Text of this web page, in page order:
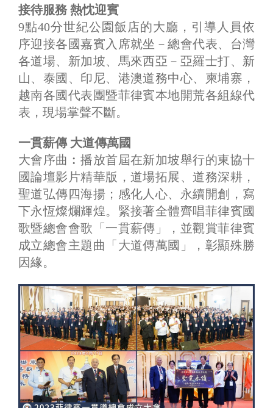
接待服務 熱忱迎賓
9點40分世紀公園飯店的大廳，引導人員依
序迎接各國嘉賓入席就坐－總會代表、台灣
各道場、新加坡、馬來西亞－亞羅士打、新
山、泰國、印尼、港澳道務中心、柬埔寨，
越南各國代表團暨菲律賓本地開荒各組線代
表，現場掌聲不斷。
一貫薪傳 大道傳萬國
大會序曲︰播放首屆在新加坡舉行的東協十
國論壇影片精華版，道場拓展、道務深耕，
聖道弘傳四海揚；感化人心、永續開創，寫
下永恆燦爛輝煌。緊接著全體齊唱菲律賓國
歌暨總會會歌「一貫薪傳」，並觀賞菲律賓
成立總會主題曲「大道傳萬國」，彰顯殊勝
因緣。